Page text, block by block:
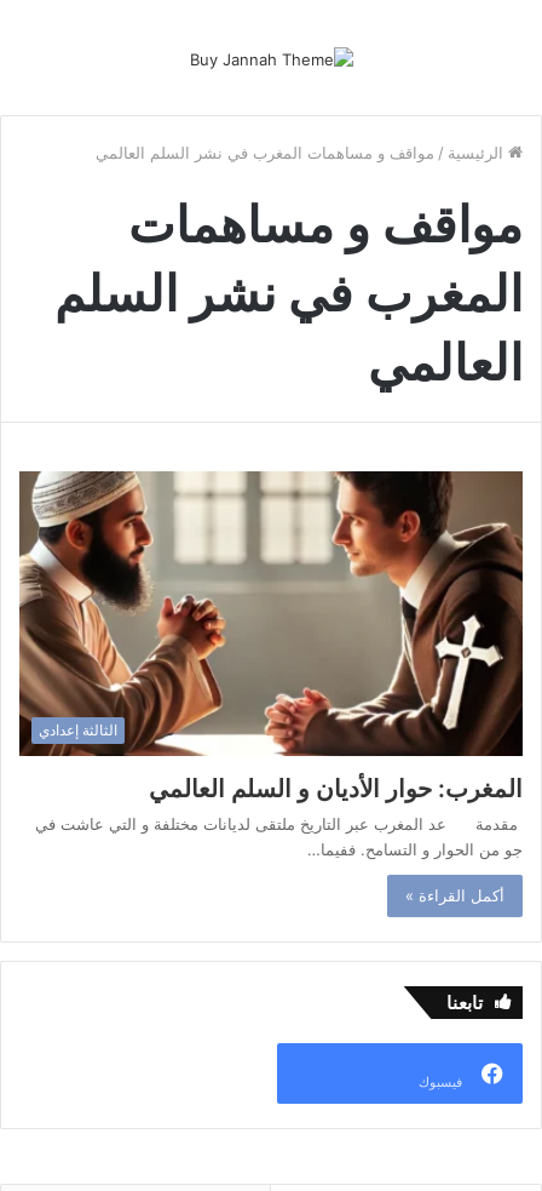
الرئيسية / مواقف و مساهمات المغرب في نشر السلم العالمي
مواقف و مساهمات
المغرب في نشر السلم
العالمي
الثالثة إعدادي
المغرب: حوار الأديان و السلم العالمي
مقدمة عد المغرب عبر التاريخ ملتقى لديانات مختلفة و التي عاشت في
جو من الحوار و التسامح. ففيما…
أكمل القراءة »
تابعنا
فيسبوك